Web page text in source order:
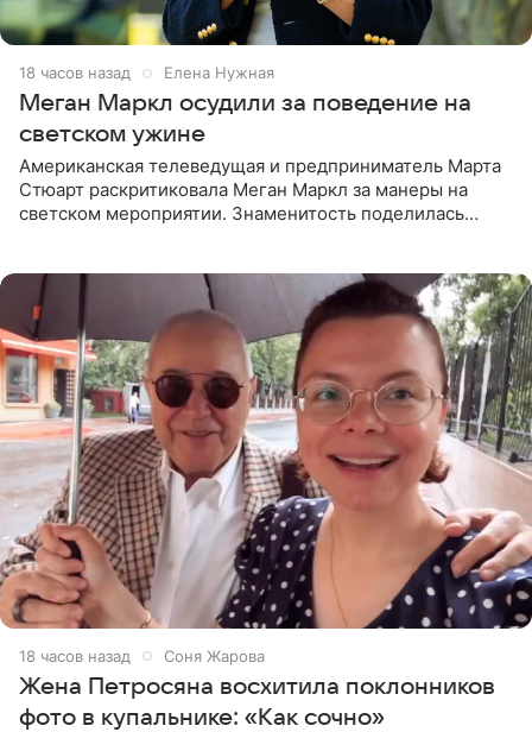
18 часов назад Елена Нужная
Меган Маркл осудили за поведение на
светском ужине
Американская телеведущая и предприниматель Марта
Стюарт раскритиковала Меган Маркл за манеры на
светском мероприятии. Знаменитость поделилась
18 часов назад Соня Жарова
Жена Петросяна восхитила поклонников
фото в купальнике: «Как сочно»